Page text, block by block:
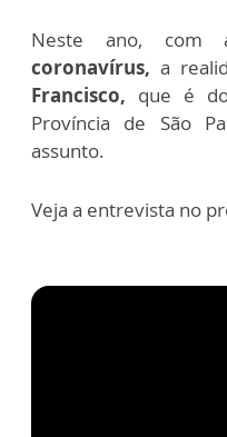
Neste ano, com
coronavírus, a
Francisco, que é
Província de São
assunto.
Veja a entrevista no